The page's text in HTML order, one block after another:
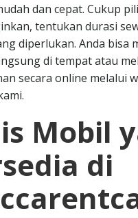
dan cepat. Cukup
tentukan durasi
diperlukan. Anda bisa
di tempat atau
secara online melalui
Mobil
di